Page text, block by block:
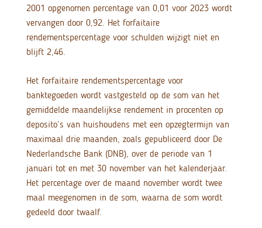
2001 opgenomen percentage van 0,01 voor 2023 wordt
vervangen door 0,92. Het forfaitaire
rendementspercentage voor schulden wijzigt niet en
blijft 2,46.
Het forfaitaire rendementspercentage voor
banktegoeden wordt vastgesteld op de som van het
gemiddelde maandelijkse rendement in procenten op
deposito’s van huishoudens met een opzegtermijn van
maximaal drie maanden, zoals gepubliceerd door De
Nederlandsche Bank (DNB), over de periode van 1
januari tot en met 30 november van het kalenderjaar.
Het percentage over de maand november wordt twee
maal meegenomen in de som, waarna de som wordt
gedeeld door twaalf.